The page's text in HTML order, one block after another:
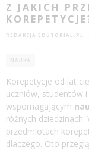
Z JAKICH
REDAKCJA EDUTORIAL.PL
NAUKA
Korepetycje od lat
uczniów, studentów i
wspomagającym
różnych
przedmiotach
dlaczego. Oto